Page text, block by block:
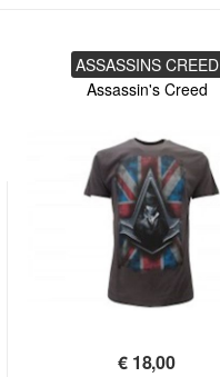
ASSASSINS CREED
Assassin's Creed
€ 18,00